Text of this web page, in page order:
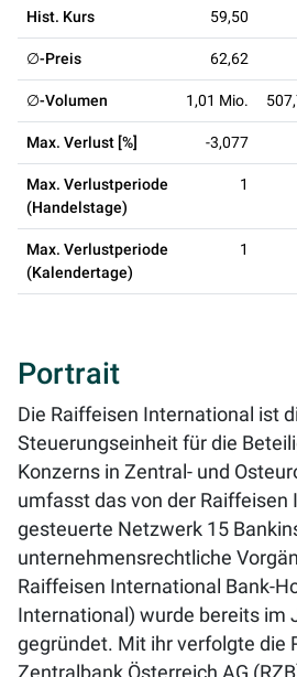
Hist. Kurs 59,50
∅-Preis 62,62
∅-Volumen 1,01 Mio.
Max. Verlust [%] -3,077
Max. Verlustperiode
(Handelstage)
1
Max. Verlustperiode
(Kalendertage)
1
Portrait
Die Raiffeisen International ist
Steuerungseinheit für die
Konzerns in Zentral- und
umfasst das von der Raiffeisen
gesteuerte Netzwerk 15
unternehmensrechtliche
Raiffeisen International Bank-
International) wurde bereits im
gegründet. Mit ihr verfolgte die